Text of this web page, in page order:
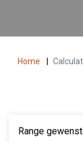
Home
Range